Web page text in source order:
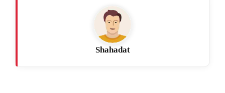
Shahadat